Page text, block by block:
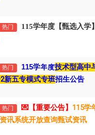
热门 115学年度【甄选入学】
热门 115学年度技术型高中
新五专模式专班招生公告
热门 💌【重要公告】 115学
讯系统开放查询甄试资讯